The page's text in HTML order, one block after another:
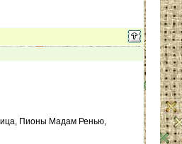
Пионы Мадам Ренью,